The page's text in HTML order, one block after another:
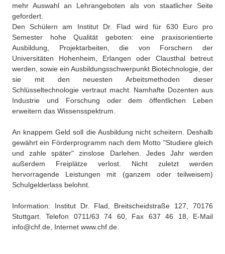
Benzolring-Archiv
mehr Auswahl an Lehrangeboten als von staatlicher Seite
gefordert.
Den Schülern am Institut Dr. Flad wird für 630 Euro pro
Semester hohe Qualität geboten: eine praxisorientierte
Ausbildung, Projektarbeiten, die von Forschern der
Universitäten Hohenheim, Erlangen oder Clausthal betreut
werden, sowie ein Ausbildungsschwerpunkt Biotechnologie, der
sie mit den neuesten Arbeitsmethoden dieser
Schlüsseltechnologie vertraut macht. Namhafte Dozenten aus
Industrie und Forschung oder dem öffentlichen Leben
erweitern das Wissensspektrum.
An knappem Geld soll die Ausbildung nicht scheitern. Deshalb
gewährt ein Förderprogramm nach dem Motto "Studiere gleich
und zahle später" zinslose Darlehen. Jedes Jahr werden
außerdem Freiplätze verlost. Nicht zuletzt werden
hervorragende Leistungen mit (ganzem oder teilweisem)
Schulgelderlass belohnt.
Information: Institut Dr. Flad, Breitscheidstraße 127, 70176
Stuttgart. Telefon 0711/63 74 60, Fax 637 46 18, E-Mail
info@chf.de, Internet www.chf.de.